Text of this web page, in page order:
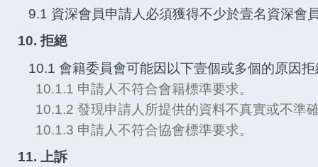
9.1 資深會員申請人必須獲得不少於壹名資深會
10. 拒絕
10.1 會籍委員會可能因以下壹個或多個的原因
10.1.1 申請人不符合會籍標準要求。
10.1.2 發現申請人所提供的資料不真實或不準
10.1.3 申請人不符合協會標準要求。
11. 上訴